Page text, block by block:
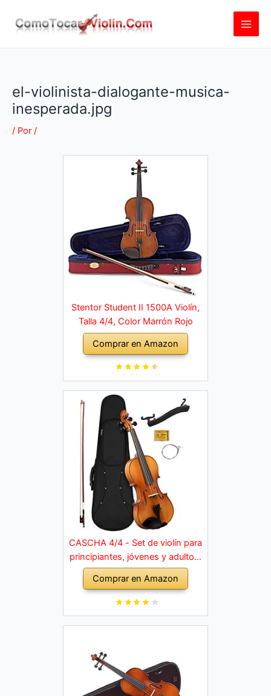
el-violinista-dialogante-musica-
inesperada.jpg
/ Por /
Stentor Student II 1500A Violín,
Talla 4/4, Color Marrón Rojo
Comprar en Amazon
CASCHA 4/4 - Set de violín para
principiantes, jóvenes y adultos,
violín macizo con arco, colofonia,
cuerdas de repuesto, soporte
para hombro, maletín, abeto
Comprar en Amazon